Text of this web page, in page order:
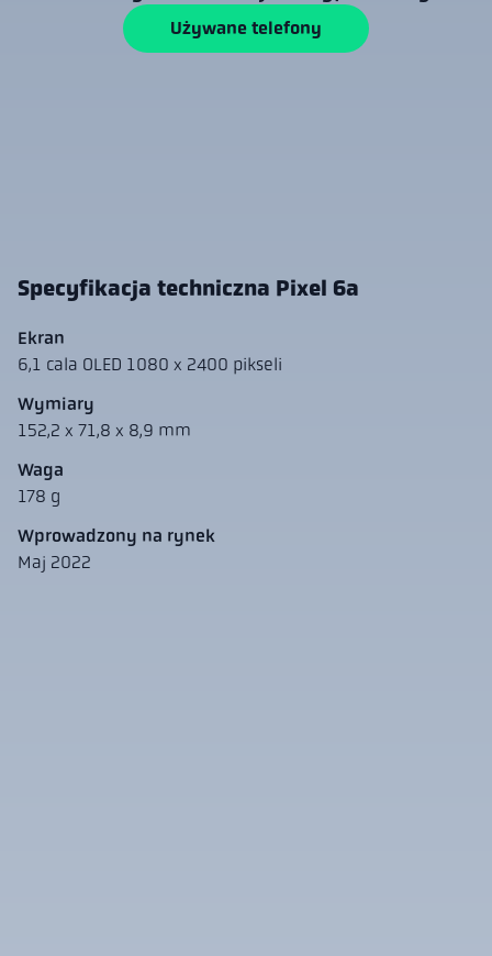
Specyfikacja techniczna Pixel 6a
Ekran
6,1 cala OLED 1080 x 2400 pikseli
Wymiary
152,2 x 71,8 x 8,9 mm
Waga
178 g
Wprowadzony na rynek
Maj 2022
Używane telefony